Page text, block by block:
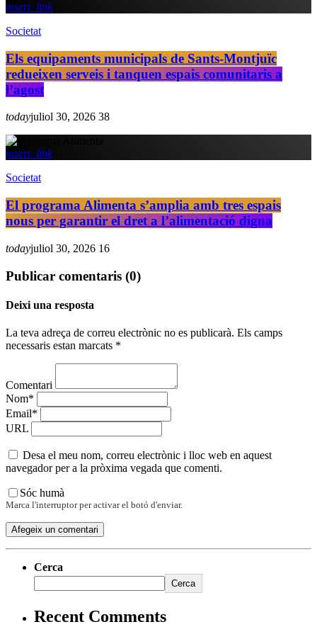
insert_link
Societat
Els equipaments municipals de Sants-Montjuïc
redueixen serveis i tanquen espais comunitaris a
l’agost
todayjuliol 30, 2026 38
insert_link
Societat
El programa Alimenta s’amplia amb tres espais
nous per garantir el dret a l’alimentació digna
todayjuliol 30, 2026 16
Publicar comentaris (0)
Deixi una resposta
La teva adreça de correu electrònic no es publicarà. Els camps
necessaris estan marcats *
Comentari
Nom*
Email*
URL
Desa el meu nom, correu electrònic i lloc web en aquest
navegador per a la pròxima vegada que comenti.
Sóc humà
Marca l'interruptor per activar el botó d'enviar.
Cerca
Cerca
Recent Comments